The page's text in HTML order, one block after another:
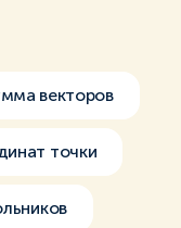
векторов
точки